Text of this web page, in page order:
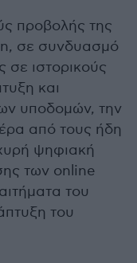
προβολής της
σε συνδυασμό
ιστορικούς
και
υποδομών, την
από τους ήδη
ψηφιακή
των online
του
του